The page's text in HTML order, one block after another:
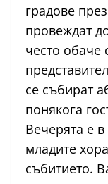
градове
провеждат
често обаче
се събират
понякога
Вечерята е в
младите
събитието.